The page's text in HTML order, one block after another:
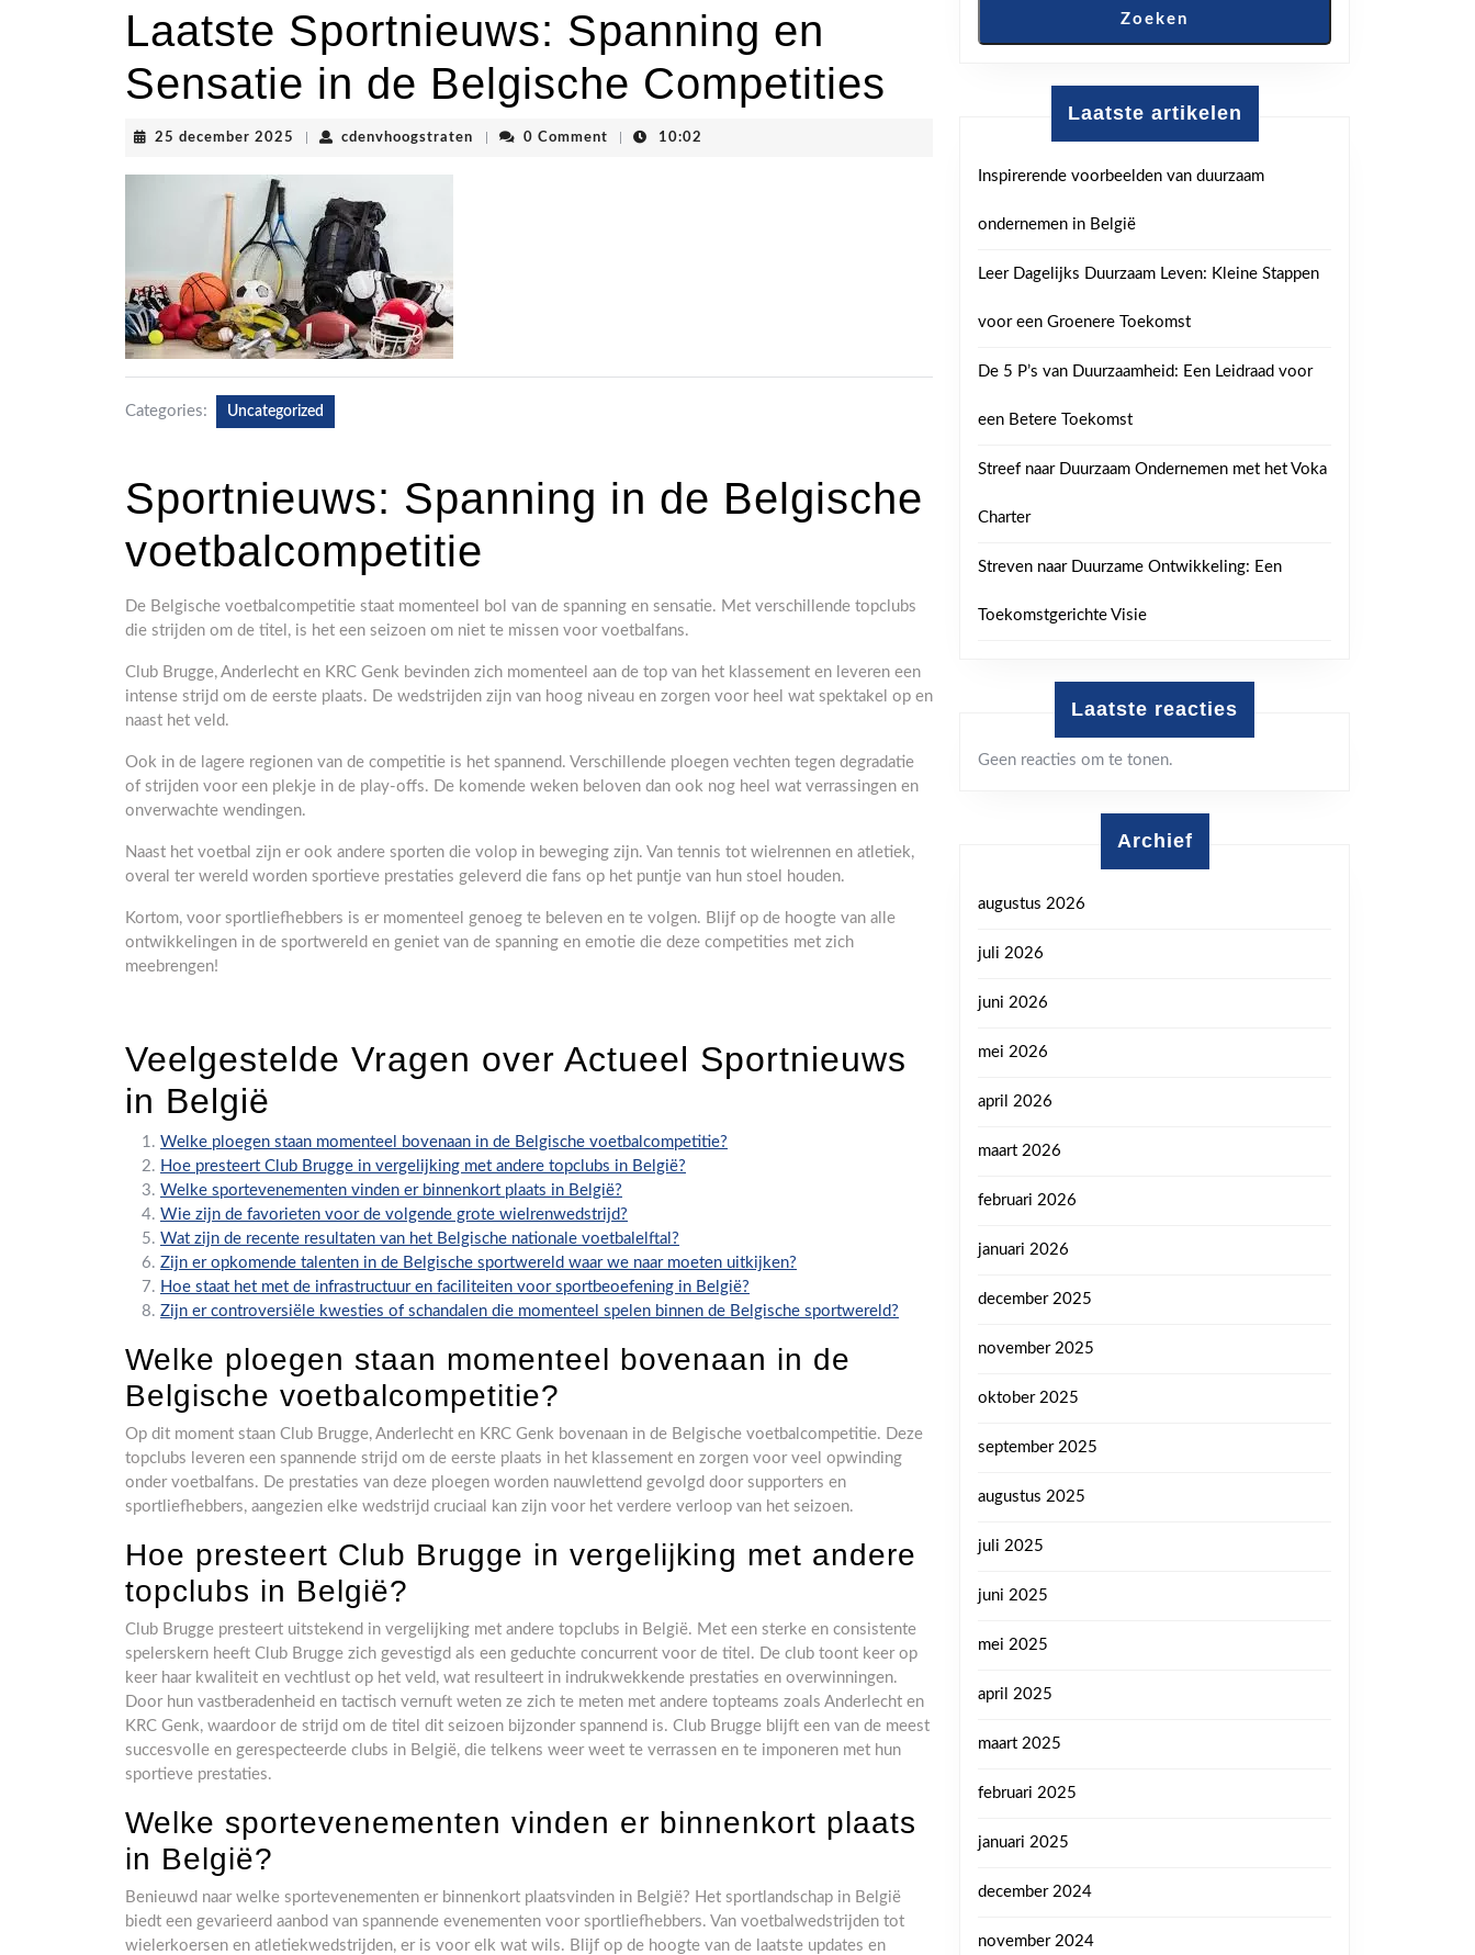
Laatste Sportnieuws: Spanning en
Sensatie in de Belgische Competities
25 december 2025 25
2025
cdenvhoogstraten cdenvhoogstraten
0 Comment 10:02
Categories: Uncategorized
Sportnieuws: Spanning in de Belgische
voetbalcompetitie
De Belgische voetbalcompetitie staat momenteel bol van de spanning en sensatie. Met verschillende topclubs
die strijden om de titel, is het een seizoen om niet te missen voor voetbalfans.
Club Brugge, Anderlecht en KRC Genk bevinden zich momenteel aan de top van het klassement en leveren een
intense strijd om de eerste plaats. De wedstrijden zijn van hoog niveau en zorgen voor heel wat spektakel op en
naast het veld.
Ook in de lagere regionen van de competitie is het spannend. Verschillende ploegen vechten tegen degradatie
of strijden voor een plekje in de play-offs. De komende weken beloven dan ook nog heel wat verrassingen en
onverwachte wendingen.
Naast het voetbal zijn er ook andere sporten die volop in beweging zijn. Van tennis tot wielrennen en atletiek,
overal ter wereld worden sportieve prestaties geleverd die fans op het puntje van hun stoel houden.
Kortom, voor sportliefhebbers is er momenteel genoeg te beleven en te volgen. Blijf op de hoogte van alle
ontwikkelingen in de sportwereld en geniet van de spanning en emotie die deze competities met zich
meebrengen!
Veelgestelde Vragen over Actueel Sportnieuws
in België
Welke ploegen staan momenteel bovenaan in de Belgische voetbalcompetitie?
Hoe presteert Club Brugge in vergelijking met andere topclubs in België?
Welke sportevenementen vinden er binnenkort plaats in België?
Wie zijn de favorieten voor de volgende grote wielrenwedstrijd?
Wat zijn de recente resultaten van het Belgische nationale voetbalelftal?
Zijn er opkomende talenten in de Belgische sportwereld waar we naar moeten uitkijken?
Hoe staat het met de infrastructuur en faciliteiten voor sportbeoefening in België?
Zijn er controversiële kwesties of schandalen die momenteel spelen binnen de Belgische sportwereld?
Welke ploegen staan momenteel bovenaan in de
Belgische voetbalcompetitie?
Op dit moment staan Club Brugge, Anderlecht en KRC Genk bovenaan in de Belgische voetbalcompetitie. Deze
topclubs leveren een spannende strijd om de eerste plaats in het klassement en zorgen voor veel opwinding
onder voetbalfans. De prestaties van deze ploegen worden nauwlettend gevolgd door supporters en
sportliefhebbers, aangezien elke wedstrijd cruciaal kan zijn voor het verdere verloop van het seizoen.
Hoe presteert Club Brugge in vergelijking met andere
topclubs in België?
Club Brugge presteert uitstekend in vergelijking met andere topclubs in België. Met een sterke en consistente
spelerskern heeft Club Brugge zich gevestigd als een geduchte concurrent voor de titel. De club toont keer op
keer haar kwaliteit en vechtlust op het veld, wat resulteert in indrukwekkende prestaties en overwinningen.
Door hun vastberadenheid en tactisch vernuft weten ze zich te meten met andere topteams zoals Anderlecht en
KRC Genk, waardoor de strijd om de titel dit seizoen bijzonder spannend is. Club Brugge blijft een van de meest
succesvolle en gerespecteerde clubs in België, die telkens weer weet te verrassen en te imponeren met hun
sportieve prestaties.
Welke sportevenementen vinden er binnenkort plaats
in België?
Benieuwd naar welke sportevenementen er binnenkort plaatsvinden in België? Het sportlandschap in België
biedt een gevarieerd aanbod van spannende evenementen voor sportliefhebbers. Van voetbalwedstrijden tot
wielerkoersen en atletiekwedstrijden, er is voor elk wat wils. Blijf op de hoogte van de laatste updates en
Zoeken
Laatste artikelen
Inspirerende voorbeelden van duurzaam
ondernemen in België
Leer Dagelijks Duurzaam Leven: Kleine Stappen
voor een Groenere Toekomst
De 5 P’s van Duurzaamheid: Een Leidraad voor
een Betere Toekomst
Streef naar Duurzaam Ondernemen met het Voka
Charter
Streven naar Duurzame Ontwikkeling: Een
Toekomstgerichte Visie
Laatste reacties
Geen reacties om te tonen.
Archief
augustus 2026
juli 2026
juni 2026
mei 2026
april 2026
maart 2026
februari 2026
januari 2026
december 2025
november 2025
oktober 2025
september 2025
augustus 2025
juli 2025
juni 2025
mei 2025
april 2025
maart 2025
februari 2025
januari 2025
december 2024
november 2024